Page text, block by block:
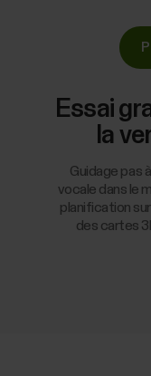
Essai
la
Guidage pas
vocale dans le
planification
des cartes